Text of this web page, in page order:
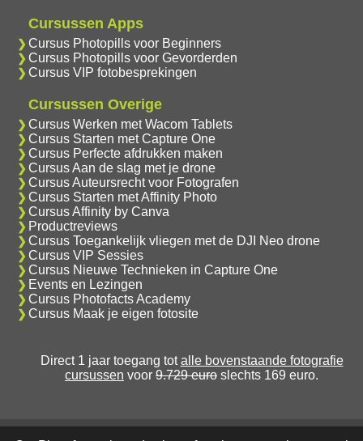
Cursussen Apps
Cursus Photopills voor Beginners
Cursus Photopills voor Gevorderden
Cursus VIP fotobesprekingen
Cursussen Overige
Cursus Werken met Wacom Tablets
Cursus Starten met Capture One
Cursus Perfecte afdrukken maken
Cursus Aan de slag met je drone
Cursus Auteursrecht voor Fotografen
Cursus Starten met Affinity Photo
Cursus Affinity by Canva
Productreviews
Cursus Toegankelijk vliegen met de DJI Neo drone
Cursus VIP Sessies
Cursus Nieuwe Technieken in Capture One
Events en Lezingen
Cursus Photofacts Academy
Cursus Maak je eigen fotosite
Direct 1 jaar toegang totalle bovenstaande fotografie
cursussen voor 9.729 euro slechts 169 euro.